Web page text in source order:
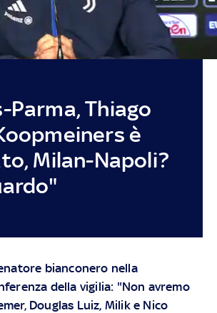
Thiago
è
Milan-Napoli?
bianconero nella
della vigilia: "Non avremo
Douglas Luiz, Milik e Nico